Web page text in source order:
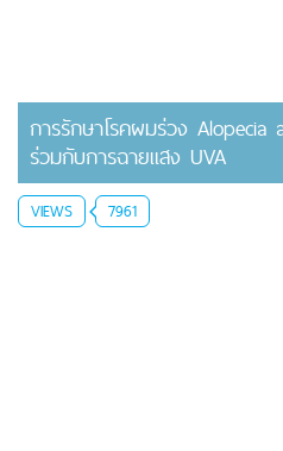
การรักษาโรคผมร่วง Alopecia
ร่วมกับการฉายแสง UVA
VIEWS 7961